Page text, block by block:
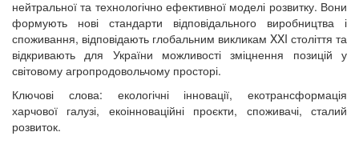
нейтральної та технологічно ефективної моделі розвитку. Вони
формують нові стандарти відповідального виробництва і
споживання, відповідають глобальним викликам XXI століття та
відкривають для України можливості зміцнення позицій у
світовому агропродовольчому просторі.
Ключові слова: екологічні інновації, екотрансформація
харчової галузі, екоінноваційні проєкти, споживачі, сталий
розвиток.